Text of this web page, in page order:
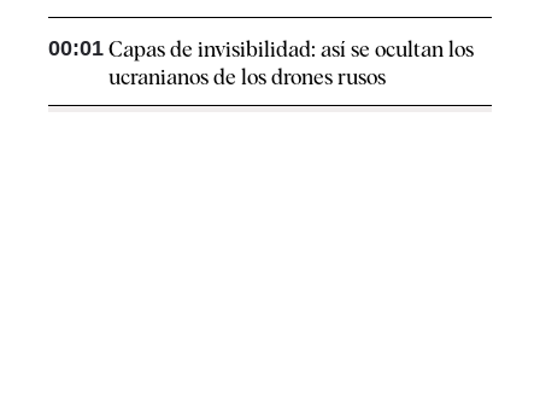
00:01 Capas de invisibilidad: así se ocultan los
ucranianos de los drones rusos